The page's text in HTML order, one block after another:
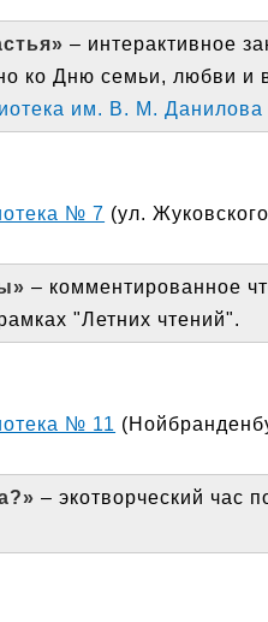
– интерактивное
ко Дню семьи, любви и
им. В. М. Данилова
№ 7 (ул.
– комментированное
"Летних чтений".
№ 11
– экотворческий час